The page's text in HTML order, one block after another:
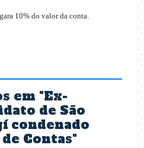
10% do valor da conta.
em "Ex-
de São
condenado
Contas"